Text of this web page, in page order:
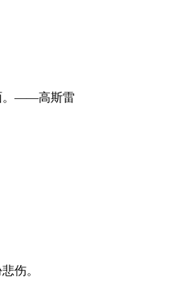
。——高斯雷
伤。